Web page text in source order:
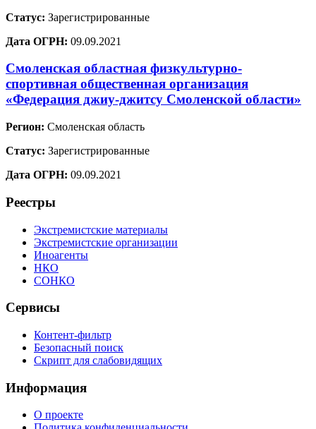
Статус: Зарегистрированные
Дата ОГРН: 09.09.2021
Смоленская областная физкультурно-
спортивная общественная организация
«Федерация джиу-джитсу Смоленской области»
Регион: Смоленская область
Статус: Зарегистрированные
Дата ОГРН: 09.09.2021
Реестры
Экстремистские материалы
Экстремистские организации
Иноагенты
НКО
СОНКО
Сервисы
Контент-фильтр
Безопасный поиск
Скрипт для слабовидящих
Информация
О проекте